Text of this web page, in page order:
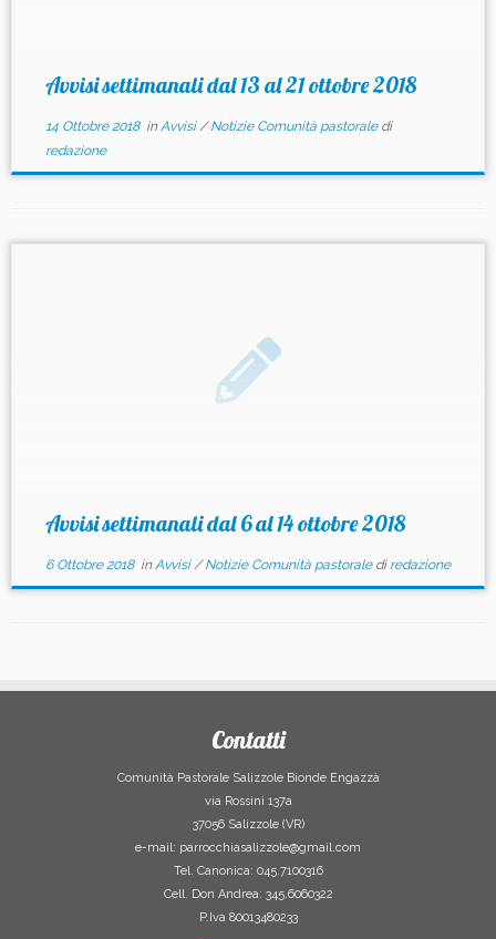
Avvisi settimanali dal 13 al 21 ottobre 2018
14 Ottobre 2018inAvvisi/Notizie Comunità pastorale di
redazione
Avvisi settimanali dal 6 al 14 ottobre 2018
6 Ottobre 2018inAvvisi/Notizie Comunità pastorale di redazione
Contatti
Comunità Pastorale Salizzole Bionde Engazzà
via Rossini 137a
37056 Salizzole (VR)
e-mail: parrocchiasalizzole@gmail.com
Tel. Canonica: 045.7100316
Cell. Don Andrea: 345.6060322
P.Iva 80013480233